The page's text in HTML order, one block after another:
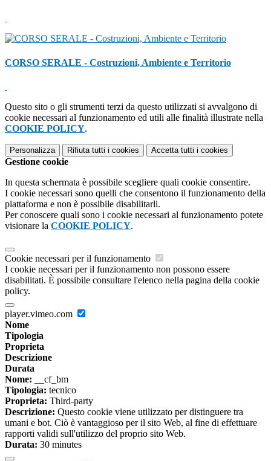
CORSO SERALE - Costruzioni, Ambiente e Territorio
Questo sito o gli strumenti terzi da questo utilizzati si avvalgono di
cookie necessari al funzionamento ed utili alle finalità illustrate nella
COOKIE POLICY.
Personalizza Rifiuta tutti i cookies Accetta tutti i cookies
Gestione cookie
In questa schermata è possibile scegliere quali cookie consentire.
I cookie necessari sono quelli che consentono il funzionamento della
piattaforma e non è possibile disabilitarli.
Per conoscere quali sono i cookie necessari al funzionamento potete
visionare la COOKIE POLICY.
Cookie necessari per il funzionamento
I cookie necessari per il funzionamento non possono essere
disabilitati. È possibile consultare l'elenco nella pagina della cookie
policy.
player.vimeo.com
Nome
Tipologia
Proprieta
Descrizione
Durata
Nome: __cf_bm
Tipologia: tecnico
Proprieta: Third-party
Descrizione: Questo cookie viene utilizzato per distinguere tra
umani e bot. Ciò è vantaggioso per il sito Web, al fine di effettuare
rapporti validi sull'utilizzo del proprio sito Web.
Durata: 30 minutes